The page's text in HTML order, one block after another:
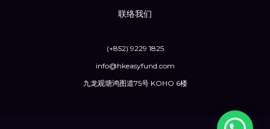
联络我们
(+852) 9229 1825
info@hkeasyfund.com
九龙观塘鸿图道75号 KOHO 6楼